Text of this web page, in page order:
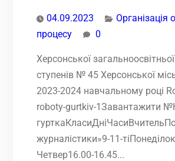
04.09.2023
Організація
процесу
0
Херсонської загальноосвітньої
ступенів № 45 Херсонської
2023-2024 навчальному році
roboty-gurtkiv-1Завантажити
журналістики»9-11-
Четвер16.00-16.45...